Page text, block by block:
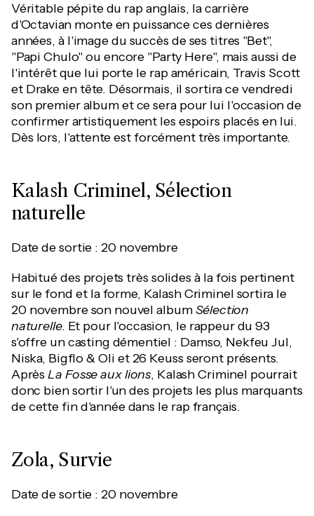
Véritable pépite du rap anglais, la carrière
d'Octavian monte en puissance ces dernières
années, à l'image du succès de ses titres "Bet",
"Papi Chulo" ou encore "Party Here", mais aussi de
l'intérêt que lui porte le rap américain, Travis Scott
et Drake en tête. Désormais, il sortira ce vendredi
son premier album et ce sera pour lui l'occasion de
confirmer artistiquement les espoirs placés en lui.
Dès lors, l'attente est forcément très importante.
Kalash Criminel, Sélection
naturelle
Date de sortie : 20 novembre
Habitué des projets très solides à la fois pertinent
sur le fond et la forme, Kalash Criminel sortira le
20 novembre son nouvel albumSélection
naturelle. Et pour l'occasion, le rappeur du 93
s'offre un casting démentiel : Damso, Nekfeu Jul,
Niska, Bigflo & Oli et 26 Keuss seront présents.
AprèsLa Fosse aux lions, Kalash Criminel pourrait
donc bien sortir l'un des projets les plus marquants
de cette fin d'année dans le rap français.
Zola, Survie
Date de sortie : 20 novembre